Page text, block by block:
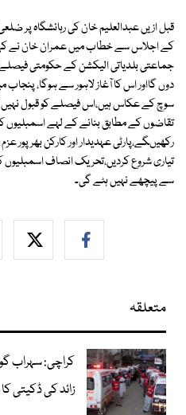
قبل ازیں عبدالعلیم خان کی رہائشگاہ پر
کے اجلاس سے خطاب میں عمران خان نے
جماعتی بلدیاتی الیکشن کے حکومتی
دوں گااور اس کا آغاز لاہور سے ہوگا، پنجاب
سوچ کے عکاس ہیں،اس فیصلے کو قبول نہیں
تقاضوں کے مطابق بنانے کے لہے اسمبلیوں
رکھیںگے،پارٹی عہدیدار اور کارکن بھرپور
تیاری شروع کردیں،تحریک انصاف اسمبلیوں کے
سے پیچھے نہیں ہٹے گی۔
متعلقہ
زائد کی ڈکیتی کا مقدمہ 4